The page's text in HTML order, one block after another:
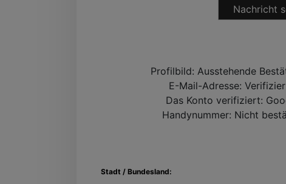
Nachricht
Profilbild: Ausstehende
E-Mail-Adresse:
Das Konto verifiziert:
Handynummer: Nicht
Stadt / Bundesland: